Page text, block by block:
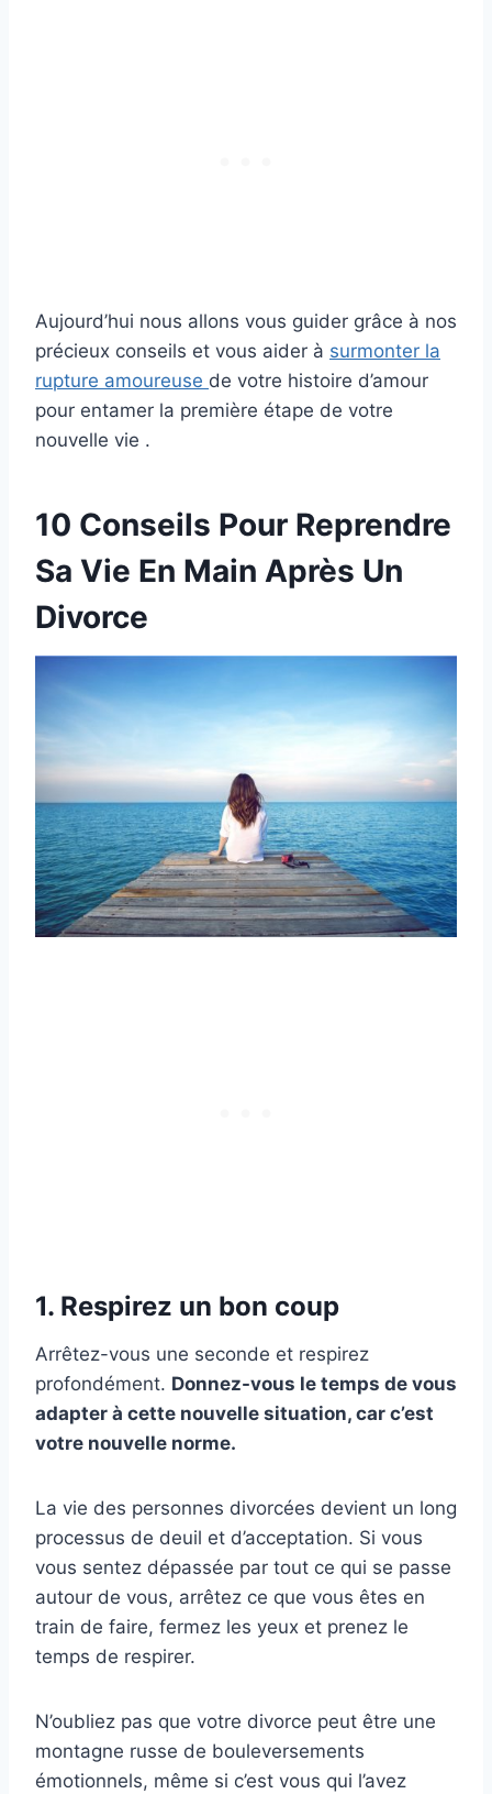
Aujourd’hui nous allons vous guider grâce à nos
précieux conseils et vous aider à surmonter la
rupture amoureuse de votre histoire d’amour
pour entamer la première étape de votre
nouvelle vie .
10 Conseils Pour Reprendre
Sa Vie En Main Après Un
Divorce
1. Respirez un bon coup
Arrêtez-vous une seconde et respirez
profondément. Donnez-vous le temps de vous
adapter à cette nouvelle situation, car c’est
votre nouvelle norme.
La vie des personnes divorcées devient un long
processus de deuil et d’acceptation. Si vous
vous sentez dépassée par tout ce qui se passe
autour de vous, arrêtez ce que vous êtes en
train de faire, fermez les yeux et prenez le
temps de respirer.
N’oubliez pas que votre divorce peut être une
montagne russe de bouleversements
émotionnels, même si c’est vous qui l’avez